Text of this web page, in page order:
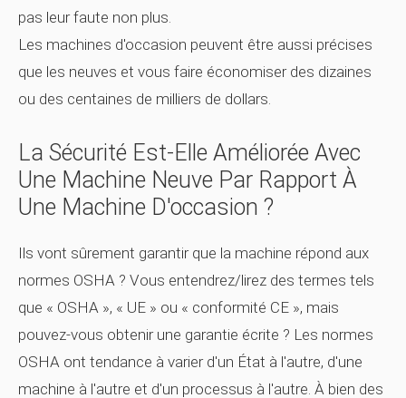
pas leur faute non plus.
Les machines d'occasion peuvent être aussi précises
que les neuves et vous faire économiser des dizaines
ou des centaines de milliers de dollars.
La Sécurité Est-Elle Améliorée Avec
Une Machine Neuve Par Rapport À
Une Machine D'occasion ?
Ils vont sûrement garantir que la machine répond aux
normes OSHA ? Vous entendrez/lirez des termes tels
que « OSHA », « UE » ou « conformité CE », mais
pouvez-vous obtenir une garantie écrite ? Les normes
OSHA ont tendance à varier d'un État à l'autre, d'une
machine à l'autre et d'un processus à l'autre. À bien des